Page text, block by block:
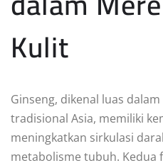
Kulit
Ginseng, dikenal luas
tradisional Asia, memiliki
meningkatkan sirkulasi
metabolisme tubuh.